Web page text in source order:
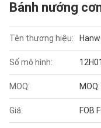
Bánh nướng
Tên thương hiệu:
Số mô hình:
MOQ:
Giá: FOB